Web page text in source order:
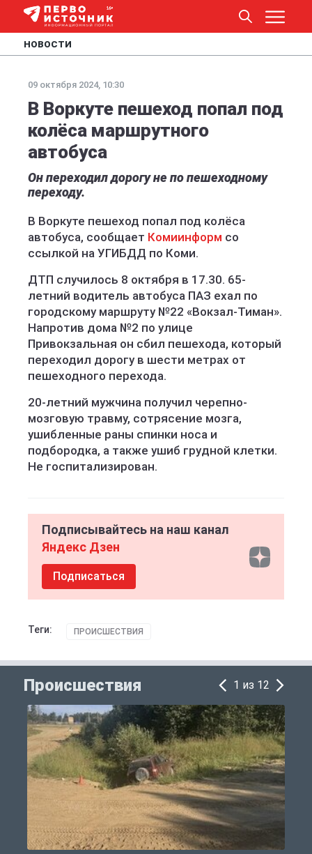
НОВОСТИ
09 октября 2024, 10:30
В Воркуте пешеход попал под
колёса маршрутного
автобуса
Он переходил дорогу не по пешеходному
переходу.
В Воркуте пешеход попал под колёса
автобуса, сообщает Комиинформ со
ссылкой на УГИБДД по Коми.
ДТП случилось 8 октября в 17.30. 65-
летний водитель автобуса ПАЗ ехал по
городскому маршруту №22 «Вокзал-Тиман».
Напротив дома №2 по улице
Привокзальная он сбил пешехода, который
переходил дорогу в шести метрах от
пешеходного перехода.
20-летний мужчина получил черепно-
мозговую травму, сотрясение мозга,
ушибленные раны спинки носа и
подбородка, а также ушиб грудной клетки.
Не госпитализирован.
Подписывайтесь на наш канал
Яндекс Дзен
Подписаться
Теги: ПРОИСШЕСТВИЯ
Происшествия 1 из 12